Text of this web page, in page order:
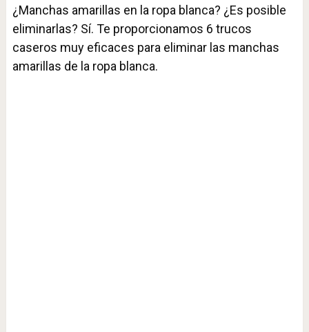
¿Manchas amarillas en la ropa blanca? ¿Es posible
eliminarlas? Sí. Te proporcionamos 6 trucos
caseros muy eficaces para eliminar las manchas
amarillas de la ropa blanca.